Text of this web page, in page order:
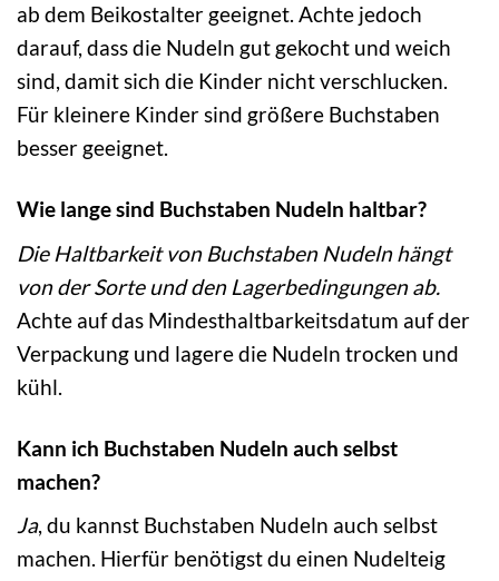
ab dem Beikostalter geeignet. Achte jedoch
darauf, dass die Nudeln gut gekocht und weich
sind, damit sich die Kinder nicht verschlucken.
Für kleinere Kinder sind größere Buchstaben
besser geeignet.
Wie lange sind Buchstaben Nudeln haltbar?
Die Haltbarkeit von Buchstaben Nudeln hängt
von der Sorte und den Lagerbedingungen ab.
Achte auf das Mindesthaltbarkeitsdatum auf der
Verpackung und lagere die Nudeln trocken und
kühl.
Kann ich Buchstaben Nudeln auch selbst
machen?
Ja, du kannst Buchstaben Nudeln auch selbst
machen. Hierfür benötigst du einen Nudelteig